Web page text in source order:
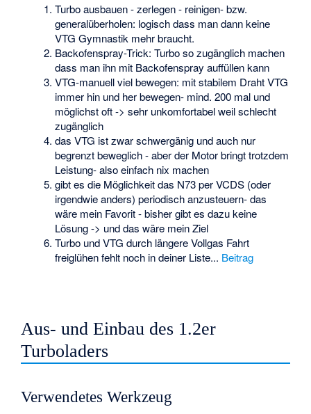
Turbo ausbauen - zerlegen - reinigen- bzw.
generalüberholen: logisch dass man dann keine
VTG Gymnastik mehr braucht.
Backofenspray-Trick: Turbo so zugänglich machen
dass man ihn mit Backofenspray auffüllen kann
VTG-manuell viel bewegen: mit stabilem Draht VTG
immer hin und her bewegen- mind. 200 mal und
möglichst oft -> sehr unkomfortabel weil schlecht
zugänglich
das VTG ist zwar schwergänig und auch nur
begrenzt beweglich - aber der Motor bringt trotzdem
Leistung- also einfach nix machen
gibt es die Möglichkeit das N73 per VCDS (oder
irgendwie anders) periodisch anzusteuern- das
wäre mein Favorit - bisher gibt es dazu keine
Lösung -> und das wäre mein Ziel
Turbo und VTG durch längere Vollgas Fahrt
freiglühen fehlt noch in deiner Liste... Beitrag
Aus- und Einbau des 1.2er
Turboladers
Verwendetes Werkzeug